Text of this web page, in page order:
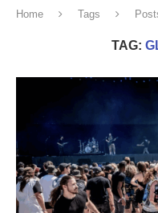
Home Tags
TAG: